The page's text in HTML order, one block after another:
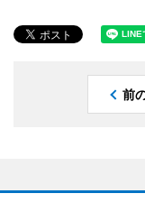
前